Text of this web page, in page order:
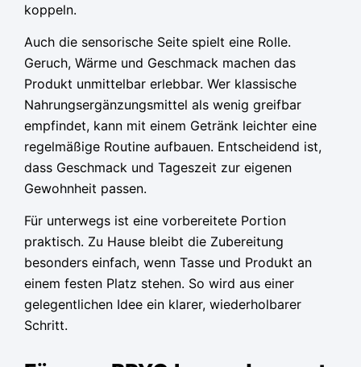
koppeln.
Auch die sensorische Seite spielt eine Rolle.
Geruch, Wärme und Geschmack machen das
Produkt unmittelbar erlebbar. Wer klassische
Nahrungsergänzungsmittel als wenig greifbar
empfindet, kann mit einem Getränk leichter eine
regelmäßige Routine aufbauen. Entscheidend ist,
dass Geschmack und Tageszeit zur eigenen
Gewohnheit passen.
Für unterwegs ist eine vorbereitete Portion
praktisch. Zu Hause bleibt die Zubereitung
besonders einfach, wenn Tasse und Produkt an
einem festen Platz stehen. So wird aus einer
gelegentlichen Idee ein klarer, wiederholbarer
Schritt.